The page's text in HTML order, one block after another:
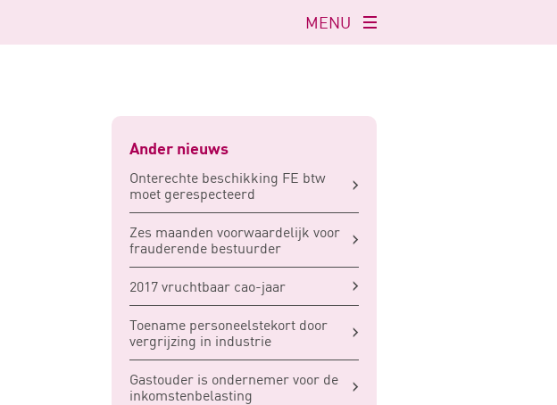
Navigatie
openen
MENU
Ander nieuws
Onterechte beschikking FE btw
moet gerespecteerd
Zes maanden voorwaardelijk voor
frauderende bestuurder
2017 vruchtbaar cao-jaar
Toename personeelstekort door
vergrijzing in industrie
Gastouder is ondernemer voor de
inkomstenbelasting